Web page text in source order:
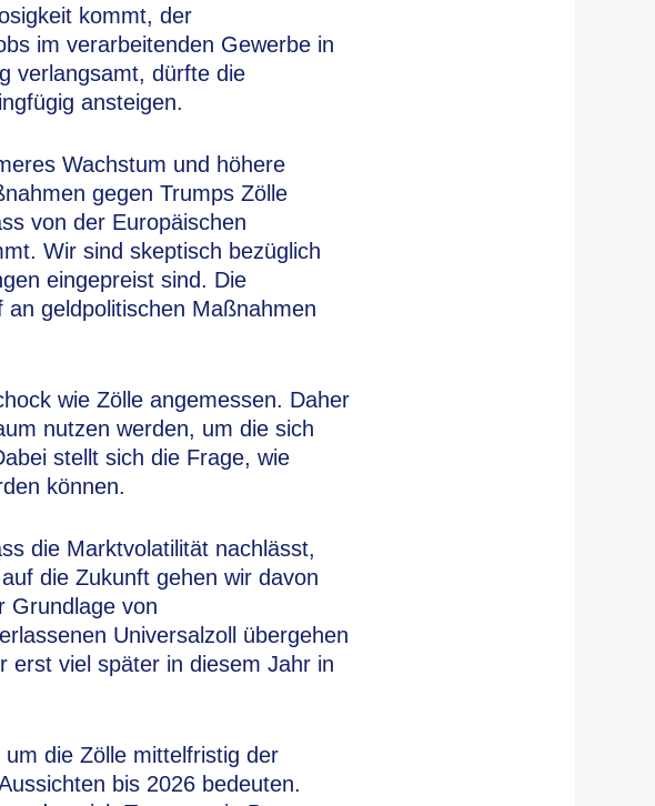
kommt, der
im verarbeitenden Gewerbe in
verlangsamt, dürfte die
ansteigen.
Wachstum und höhere
gegen Trumps Zölle
von der Europäischen
Wir sind skeptisch bezüglich
eingepreist sind. Die
geldpolitischen Maßnahmen
wie Zölle angemessen. Daher
nutzen werden, um die sich
stellt sich die Frage, wie
können.
die Marktvolatilität nachlässt,
die Zukunft gehen wir davon
Grundlage von
Universalzoll übergehen
erst viel später in diesem Jahr in
die Zölle mittelfristig der
bis 2026 bedeuten.